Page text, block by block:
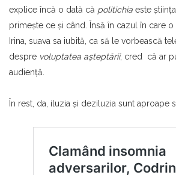
explice încă o dată că politichia este
primeşte ce şi când. Însă în cazul în care
Irina, suava sa iubită, ca să le vorbească
despre voluptatea aşteptării, cred că ar
audienţă.
În rest, da, iluzia şi deziluzia sunt aproape